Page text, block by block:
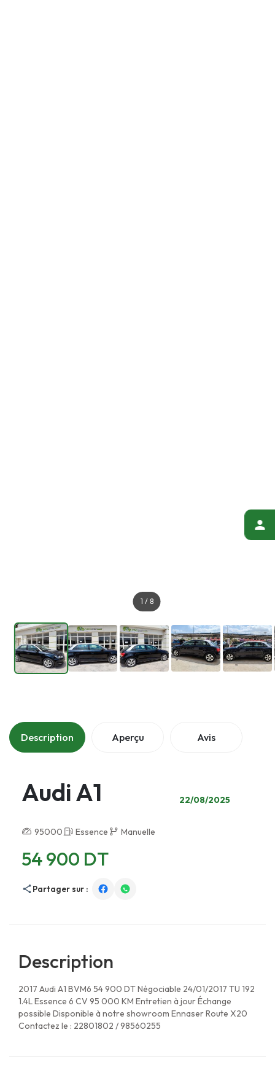
1 / 8
Description Aperçu Avis
Audi A1 22/08/2025
95000 Essence Manuelle
54 900 DT
Partager sur :
Description
2017 Audi A1 BVM6 54 900 DT Négociable 24/01/2017 TU 192
1.4L Essence 6 CV 95 000 KM Entretien à jour Échange
possible Disponible à notre showroom Ennaser Route X20
Contactez le : 22801802 / 98560255